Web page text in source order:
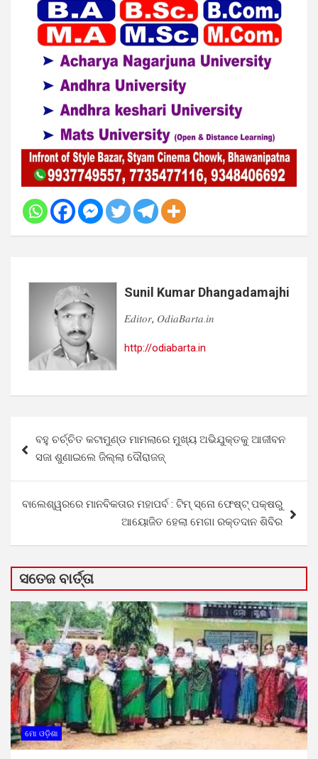
Sunil Kumar Dhangadamajhi
𝐸𝑑𝑖𝑡𝑜𝑟, 𝑂𝑑𝑖𝑎𝐵𝑎𝑟𝑡𝑎.𝑖𝑛
http://odiabarta.in
navigation
ବହୁ ଚର୍ଚ୍ଚିତ କଟାମୁଣ୍ଡ ମାମଲାରେ ମୁଖ୍ୟ ଅଭିଯୁକ୍ତକୁ ଆଜୀବନ
ସଜା ଶୁଣାଇଲେ ଜିଲ୍ଲା ଦୌରାଜଜ୍
ବାଲେଶ୍ୱରରେ ମାନବିକତାର ମହାପର୍ବ : ଟିମ୍ ସ୍ନୋ ଫେଷ୍ଟ୍ ପକ୍ଷରୁ
ଆୟୋଜିତ ହେଲା ମେଗା ରକ୍ତଦାନ ଶିବିର
ସତେଜ ବାର୍ତ୍ତା
ମୋ ଓଡ଼ିଶା